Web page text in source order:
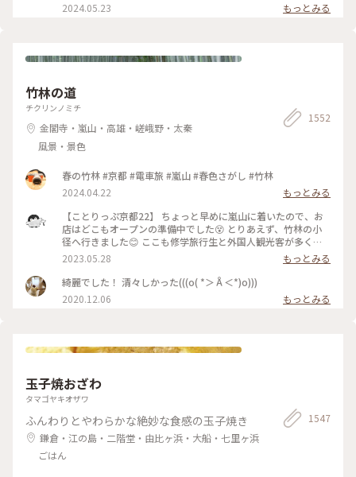
2024.05.23 もっとみる
竹林の道
チクリンノミチ
金閣寺・嵐山・高雄・嵯峨野・太秦
風景・景色
1552
春の竹林 #京都 #電車旅 #嵐山 #春色さがし #竹林
2024.04.22
もっとみる
【ことりっぷ京都22】 ちょっと早めに嵐山に着いたので、お
店はどこもオープンの準備中でした😵 とりあえず、竹林の小
径へ行きました😊 ここも修学旅行生と外国人観光客が多く、
特に中国系の方の声が竹林の中に響いていました🤫 竹林の小
径には人力車専用の道が整備されており、外国人観光客を乗せ
た人力車に出会いました😄 #私のことりっぷ旅 #京都 #竹林の
小径 #人力車 令和５年５月21日撮影
2023.05.28
もっとみる
綺麗でした！ 清々しかった(((o( *＞Å＜*)o)))
2020.12.06
もっとみる
玉子焼おざわ
タマゴヤキオザワ
ふんわりとやわらかな絶妙な食感の玉子焼き
鎌倉・江の島・二階堂・由比ヶ浜・大船・七里ヶ浜
ごはん
1547